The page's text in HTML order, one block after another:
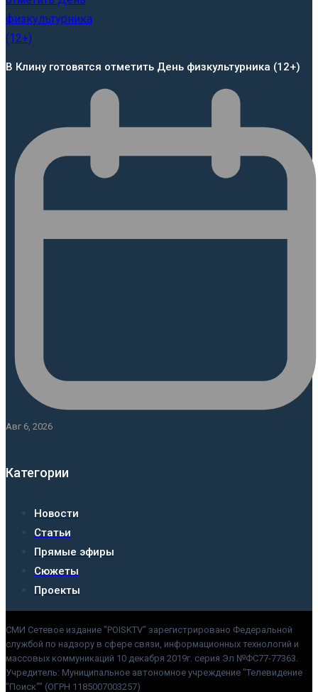
В Клину готовятся отметить День физкультурника (12+)
Авг 6, 2026
Категории
Новости
Статьи
Прямые эфиры
Сюжеты
Проекты
СМИ Сетевое издание "POISKTV" зарегистрировано Федеральной
службой по надзору в сфере связи, информационных технологий и
массовых коммуникаций 10 декабря 2019г. серия Эл №ФС77-77363.
Учредитель: Муниципальное автономное учреждение "Телевидение
"Поиск"" (ОГРН 1185007003257)